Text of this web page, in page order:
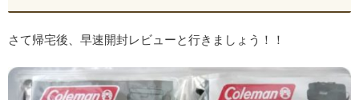
さて帰宅後、早速開封レビューと行きましょう！！